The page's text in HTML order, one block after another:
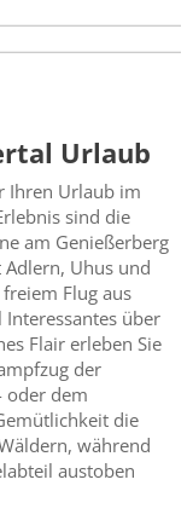
Urlaub
Ihren Urlaub im
sind die
am Genießerberg
Uhus und
Flug aus
über
Flair erleben Sie
der
oder dem
die
während
austoben